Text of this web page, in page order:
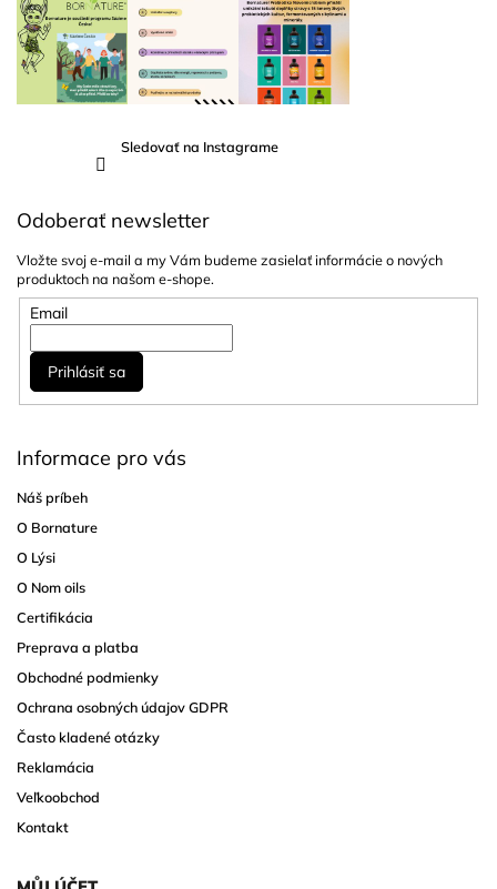
Sledovať na Instagrame
Odoberať newsletter
Vložte svoj e-mail a my Vám budeme zasielať informácie o nových
produktoch na našom e-shope.
Email
Prihlásiť sa
Informace pro vás
Náš príbeh
O Bornature
O Lýsi
O Nom oils
Certifikácia
Preprava a platba
Obchodné podmienky
Ochrana osobných údajov GDPR
Často kladené otázky
Reklamácia
Veľkoobchod
Kontakt